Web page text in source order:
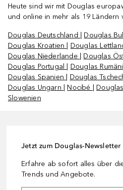
Heute sind wir mit Douglas
und online in mehr als 19 Ländern
Douglas Deutschland |Douglas
Douglas Kroatien
Douglas
Douglas Niederlande
|Douglas
Douglas Portugal
Douglas
Douglas Spanien
Douglas
Douglas Ungarn
|Nocibé |
Slowenien
Jetzt zum Douglas-Newsletter
Erfahre ab sofort alles über
Trends und Angebote.